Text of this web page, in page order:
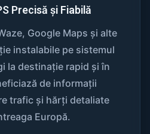
Precisă și Fiabilă
Google Maps și alte
instalabile pe sistemul
la destinație rapid și în
de informații
trafic și hărți detaliate
Europă.